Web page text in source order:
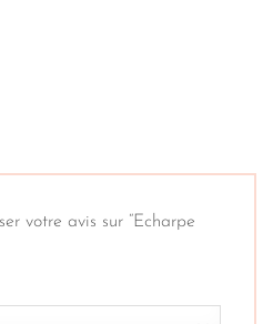
votre avis sur “Echarpe